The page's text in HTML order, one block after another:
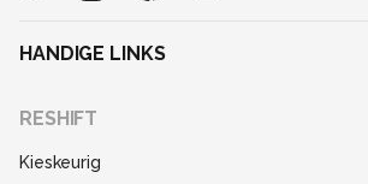
HANDIGE LINKS
RESHIFT
Kieskeurig